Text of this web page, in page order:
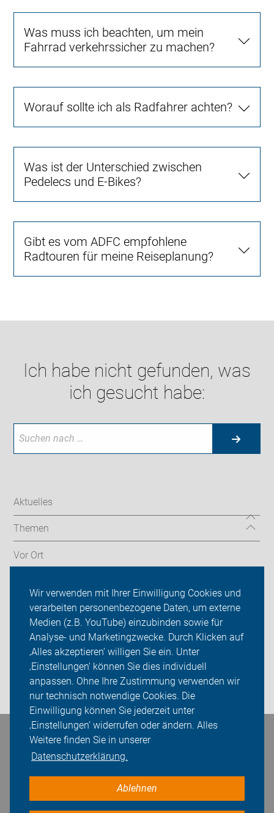
Wir verwenden mit Ihrer Einwilligung Cookies und
verarbeiten personenbezogene Daten, um externe
Medien (z.B. YouTube) einzubinden sowie für
Analyse- und Marketingzwecke. Durch Klicken auf
‚Alles akzeptieren‘ willigen Sie ein. Unter
‚Einstellungen‘ können Sie dies individuell
anpassen. Ohne Ihre Zustimmung verwenden wir
nur technisch notwendige Cookies. Die
Einwilligung können Sie jederzeit unter
‚Einstellungen‘ widerrufen oder ändern. Alles
Weitere finden Sie in unserer
Datenschutzerklärung.
Ablehnen
Was muss ich beachten, um mein
Fahrrad verkehrssicher zu machen?
Worauf sollte ich als Radfahrer achten?
Was ist der Unterschied zwischen
Pedelecs und E-Bikes?
Gibt es vom ADFC empfohlene
Radtouren für meine Reiseplanung?
Ich habe nicht gefunden, was
ich gesucht habe:
Aktuelles
Themen
Vor Ort
ADFC Brandenburg
Sei dabei
Presse
Login
Bleiben Sie in Kontakt